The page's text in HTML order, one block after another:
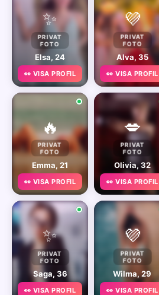
✨
PRIVAT
FOTO
Elsa, 24
👀 VISA PROFIL
💜
PRIVAT
FOTO
Alva, 35
👀 VISA PROFIL
🔥
PRIVAT
FOTO
Emma, 21
👀 VISA PROFIL
💋
PRIVAT
FOTO
Olivia, 32
👀 VISA PROFIL
✨
PRIVAT
FOTO
Saga, 36
👀 VISA PROFIL
💜
PRIVAT
FOTO
Wilma, 29
👀 VISA PROFIL